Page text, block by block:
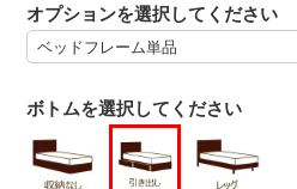
オプションを選択してください
ボトムを選択してください